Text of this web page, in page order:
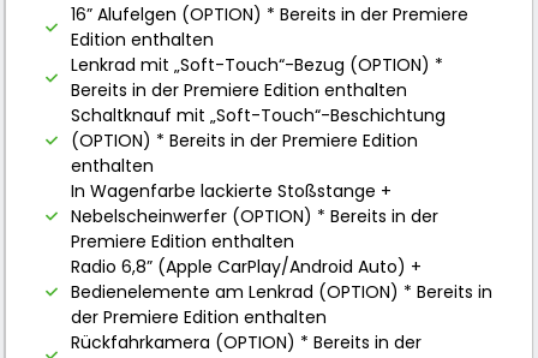
16” Alufelgen (OPTION) * Bereits in der Premiere
Edition enthalten
Lenkrad mit „Soft-Touch“-Bezug (OPTION) *
Bereits in der Premiere Edition enthalten
Schaltknauf mit „Soft-Touch“-Beschichtung
(OPTION) * Bereits in der Premiere Edition
enthalten
In Wagenfarbe lackierte Stoßstange +
Nebelscheinwerfer (OPTION) * Bereits in der
Premiere Edition enthalten
Radio 6,8” (Apple CarPlay/Android Auto) +
Bedienelemente am Lenkrad (OPTION) * Bereits in
der Premiere Edition enthalten
Rückfahrkamera (OPTION) * Bereits in der